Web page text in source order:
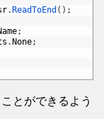
. ReadToEnd ( ) ;
;
. None;
とができるよう